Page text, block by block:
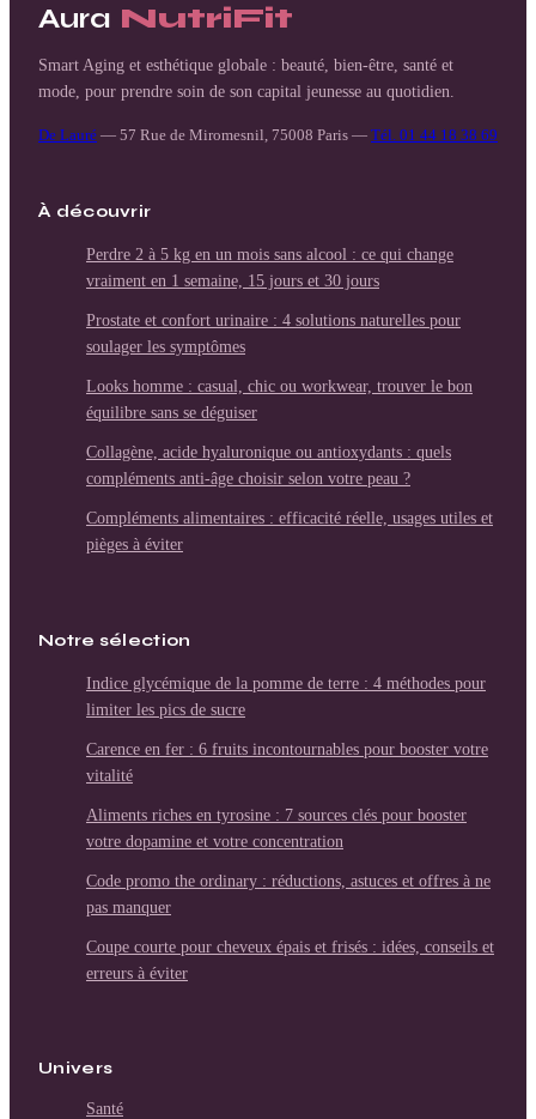
Aura NutriFit
Smart Aging et esthétique globale : beauté, bien-être, santé et
mode, pour prendre soin de son capital jeunesse au quotidien.
De Lauré — 57 Rue de Miromesnil, 75008 Paris — Tél. 01 44 18 38 69
À découvrir
Perdre 2 à 5 kg en un mois sans alcool : ce qui change
vraiment en 1 semaine, 15 jours et 30 jours
Prostate et confort urinaire : 4 solutions naturelles pour
soulager les symptômes
Looks homme : casual, chic ou workwear, trouver le bon
équilibre sans se déguiser
Collagène, acide hyaluronique ou antioxydants : quels
compléments anti-âge choisir selon votre peau ?
Compléments alimentaires : efficacité réelle, usages utiles et
pièges à éviter
Notre sélection
Indice glycémique de la pomme de terre : 4 méthodes pour
limiter les pics de sucre
Carence en fer : 6 fruits incontournables pour booster votre
vitalité
Aliments riches en tyrosine : 7 sources clés pour booster
votre dopamine et votre concentration
Code promo the ordinary : réductions, astuces et offres à ne
pas manquer
Coupe courte pour cheveux épais et frisés : idées, conseils et
erreurs à éviter
Univers
Santé